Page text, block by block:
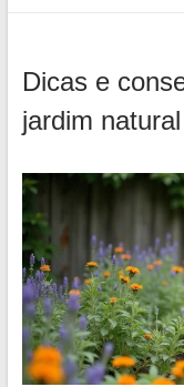
Dicas e
jardim